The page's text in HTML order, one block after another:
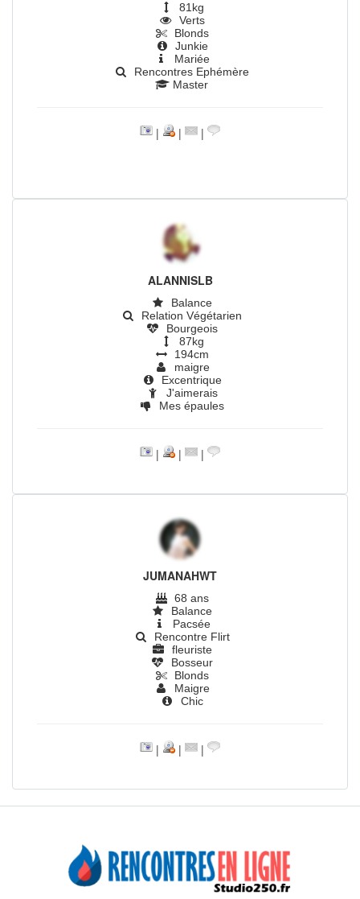
81kg
Verts
Blonds
Junkie
Mariée
Rencontres Ephémère
Master
| | |
ALANNISLB
Balance
Relation Végétarien
Bourgeois
87kg
194cm
maigre
Excentrique
J'aimerais
Mes épaules
| | |
JUMANAHWT
68 ans
Balance
Pacsée
Rencontre Flirt
fleuriste
Bosseur
Blonds
Maigre
Chic
| | |